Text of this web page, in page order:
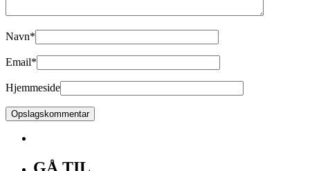
Navn*
Email*
Hjemmeside